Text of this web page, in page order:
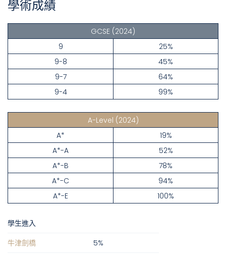
學術成績
GCSE (2024)
9
25%
9-8
45%
9-7
64%
9-4
99%
A-Level (2024)
A*
19%
A*-A
52%
A*-B
78%
A*-C
94%
A*-E
100%
學生進入
牛津劍橋
5%